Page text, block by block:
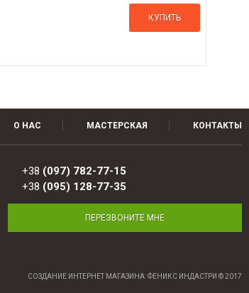
КУПИТЬ
О НАС МАСТЕРСКАЯ КОНТАКТЫ
+38 (097) 782-77-15
+38 (095) 128-77-35
ПЕРЕЗВОНИТЕ МНЕ
СОЗДАНИЕ ИНТЕРНЕТ МАГАЗИНА: ФЕНИКС ИНДАСТРИ © 2017